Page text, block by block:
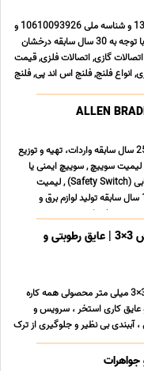
شرکت فولاد صنعت تکتا، ثبت 1386 و شناسه ملی 10610093926 و
با ارائه فاکتور رسمی اعلام می دارد با توجه به 30 سال سابقه درخشان
گازی, اتصالات فلزی, قیمت
انواع فلنج, فلنج اس اند پی, فلنج
تیم متخصصین وایقان صنعت با 25 سال سابقه واردات، تهیه و توزیع
سوییچ , سوییچ ایمنی یا
سفتی سوئیچ یا میکروسوییچ خشابی (Safety Switch) , لیمیت
سوییچ و میکروسوییچ باکسی و 15 سال سابقه تولید لوازم برق و
ترین خدمات ت ... ...
توری فایبرگلاس 65 گرمی مش 3×3 | عایق رطوبتی و
توری فایبرگلاس 65 گرمی با مش 3×3 میلی متر محصولی همه کاره
کاری استخر ، سرویس و
آببندی بی نظیر و جلوگیری از ترک
این محصول پاسخگوی نیاز
میلی م ... ...